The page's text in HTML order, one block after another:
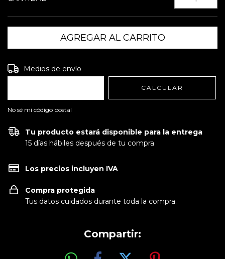
Entregas para el CP:
Medios de envío
CALCULAR
No sé mi código postal
Tu producto estará disponible para la entrega
15 días hábiles después de tu compra
Los precios incluyen IVA
Compra protegida
Tus datos cuidados durante toda la compra.
Compartir: